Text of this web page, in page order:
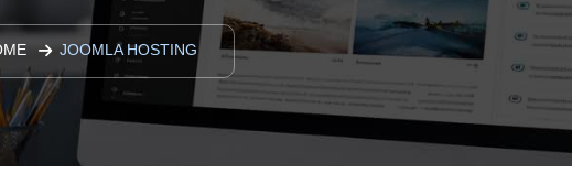
JOOMLA HOSTING